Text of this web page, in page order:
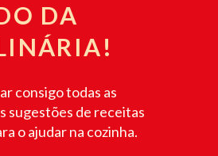
DA
consigo todas as
sugestões de receitas
o ajudar na cozinha.